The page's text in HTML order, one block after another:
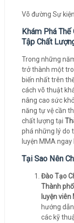
Võ đường Sự
Khám Phá
Tập Chất
Trong những
trở thành một
biến nhất trên
cách võ thuật
nâng cao sức
năng tự vệ cần
chất lượng tại
phá những lý do
luyện MMA ngay
Tại Sao Nên
Đào Tạo
Thành
luyện viên
hướng
các kỹ